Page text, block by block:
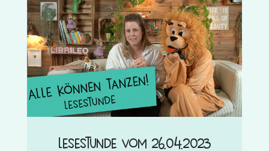
Lesestunde vom 26.04.2023